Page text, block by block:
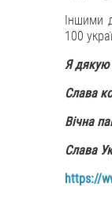
Іншими
100
Я дякую
Слава
Вічна
Слава
https://